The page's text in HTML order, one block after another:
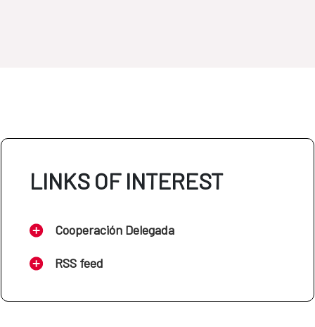
LINKS OF INTEREST
Cooperación Delegada
RSS feed